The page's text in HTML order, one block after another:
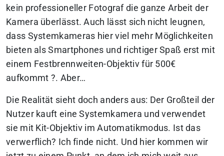
kein professioneller Fotograf die ganze Arbeit der
Kamera überlässt. Auch lässt sich nicht leugnen,
dass Systemkameras hier viel mehr Möglichkeiten
bieten als Smartphones und richtiger Spaß erst mit
einem Festbrennweiten-Objektiv für 500€
aufkommt ?. Aber…
Die Realität sieht doch anders aus: Der Großteil der
Nutzer kauft eine Systemkamera und verwendet
sie mit Kit-Objektiv im Automatikmodus. Ist das
verwerflich? Ich finde nicht. Und hier kommen wir